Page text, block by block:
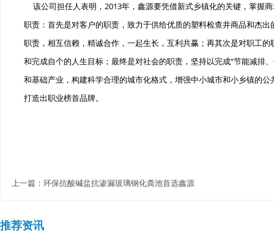
该公司担任人表明，2013年，鑫源要凭借新式乡镇化的关键，掌握
职责：首先是对客户的职责，致力于供给优质的塑料检查井商品和杰
职责，相互信赖，精诚合作，一起生长，互利共赢；再其次是对职工
和完成自个的人生目标；最终是对社会的职责，坚持以完成“节能减排
和基础产业，构建科学合理的城市化格式，增强中小城市和小乡镇的
打造出职业榜首品牌。
上一篇： 环保抗酸碱盐抗渗漏玻璃钢化粪池首选鑫源
推荐资讯